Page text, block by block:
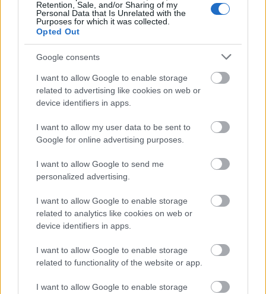
Retention, Sale, and/or Sharing of my
Personal Data that Is Unrelated with the
Purposes for which it was collected.
Opted Out
Google consents
I want to allow Google to enable storage
related to advertising like cookies on web or
device identifiers in apps.
I want to allow my user data to be sent to
Google for online advertising purposes.
I want to allow Google to send me
personalized advertising.
I want to allow Google to enable storage
related to analytics like cookies on web or
device identifiers in apps.
I want to allow Google to enable storage
related to functionality of the website or app.
I want to allow Google to enable storage
TITKOK: ITT A SHELBY OAKS – A GONOSZ
NYOMÁBAN MAGYAR ELŐZETESE
SZÁGULDÁS, SÁRKÁNYOK, ROSSZFIÚK – A NYÁR
10 LEGKEDVELTEBB MOZIJA MAGYARORSZÁGON